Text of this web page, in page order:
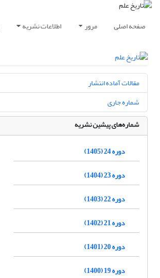
صفحه اصلی مرور اطلاعات نشریه
مقالات آماده انتشار
شماره جاری
شماره‌های پیشین نشریه
دوره 24 (1405)
دوره 23 (1404)
دوره 22 (1403)
دوره 21 (1402)
دوره 20 (1401)
دوره 19 (1400)